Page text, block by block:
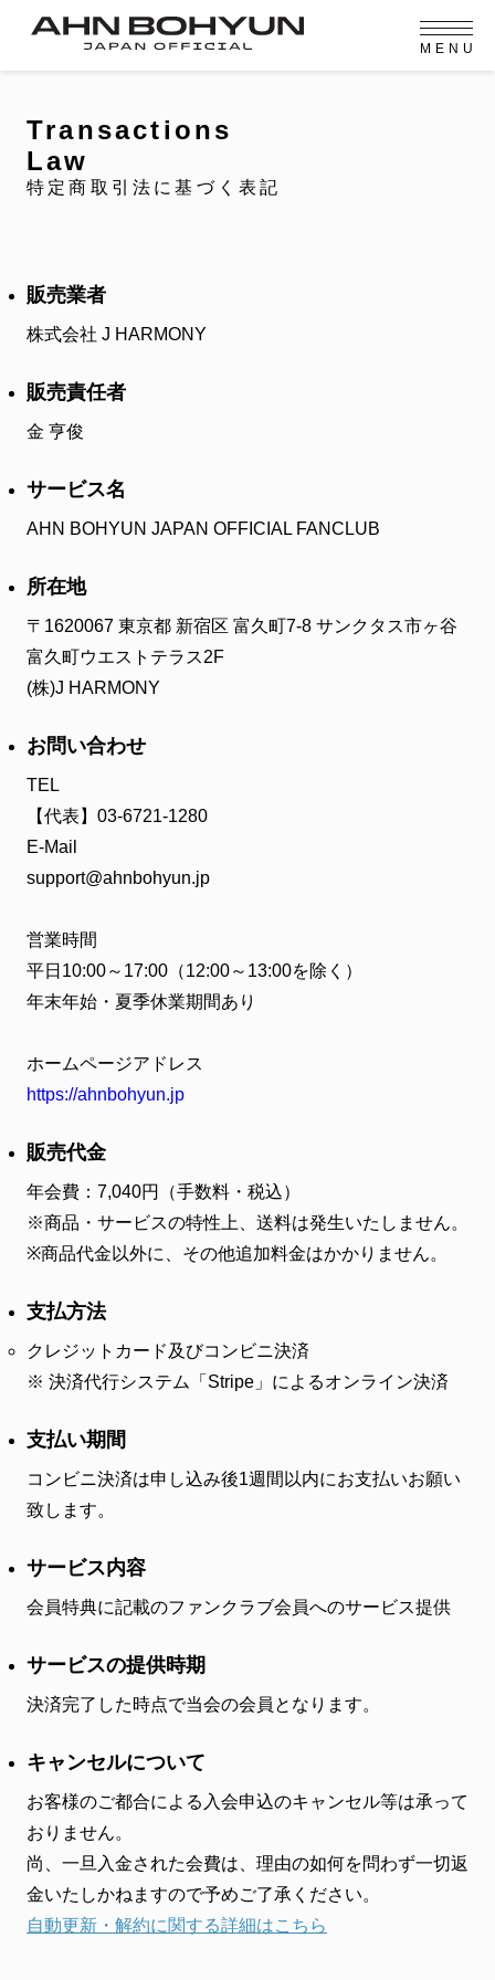
PROFILE
プロフィール
イベント
MEMBERSHIP
メンバーシップ
FANCLUB
ビデオ
ギャラリー
CONTACT
お問い合わせ
OFFICIAL MENU
FC NEWSVIDEOGALLERY
arrow_rightJOIN USarrow_rightLOGIN
M E N U
Transactions
Law
特定商取引法に基づく表記
販売業者
株式会社 J HARMONY
販売責任者
金 亨俊
サービス名
AHN BOHYUN JAPAN OFFICIAL FANCLUB
所在地
〒1620067 東京都 新宿区 富久町7-8 サンクタス市ヶ谷
富久町ウエストテラス2F
(株)J HARMONY
お問い合わせ
TEL
【代表】03-6721-1280
E-Mail
support@ahnbohyun.jp
営業時間
平日10:00～17:00（12:00～13:00を除く）
年末年始・夏季休業期間あり
ホームページアドレス
https://ahnbohyun.jp
販売代金
年会費：7,040円（手数料・税込）
※商品・サービスの特性上、送料は発生いたしません。
※商品代金以外に、その他追加料金はかかりません。
支払方法
クレジットカード及びコンビニ決済
決済代行システム「Stripe」によるオンライン決済
支払い期間
コンビニ決済は申し込み後1週間以内にお支払いお願い
致します。
サービス内容
会員特典に記載のファンクラブ会員へのサービス提供
サービスの提供時期
決済完了した時点で当会の会員となります。
キャンセルについて
お客様のご都合による入会申込のキャンセル等は承って
おりません。
尚、一旦入金された会費は、理由の如何を問わず一切返
金いたしかねますので予めご了承ください。
自動更新・解約に関する詳細はこちら